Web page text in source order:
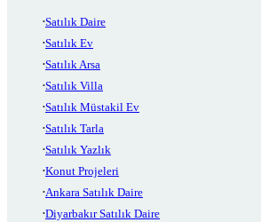
Satılık Daire
Satılık Ev
Satılık Arsa
Satılık Villa
Satılık Müstakil Ev
Satılık Tarla
Satılık Yazlık
Konut Projeleri
Ankara Satılık Daire
Diyarbakır Satılık Daire